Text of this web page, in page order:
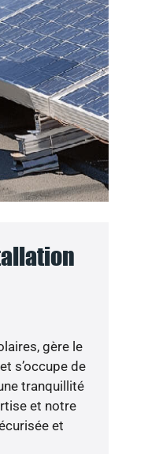
gère le
s’occupe de
tranquillité
et notre
et